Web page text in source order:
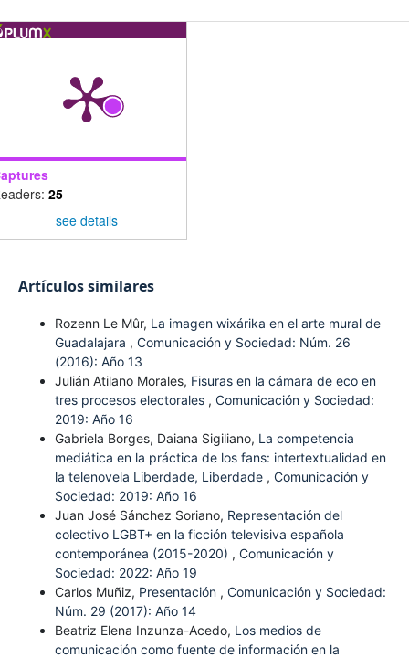
25
see details
Artículos similares
Rozenn Le Mûr, La imagen wixárika en el arte mural de
Guadalajara , Comunicación y Sociedad: Núm. 26
(2016): Año 13
Julián Atilano Morales, Fisuras en la cámara de eco en
tres procesos electorales , Comunicación y Sociedad:
2019: Año 16
Gabriela Borges, Daiana Sigiliano, La competencia
mediática en la práctica de los fans: intertextualidad en
la telenovela Liberdade, Liberdade , Comunicación y
Sociedad: 2019: Año 16
Juan José Sánchez Soriano, Representación del
colectivo LGBT+ en la ficción televisiva española
contemporánea (2015-2020) , Comunicación y
Sociedad: 2022: Año 19
Carlos Muñiz, Presentación , Comunicación y Sociedad:
Núm. 29 (2017): Año 14
Beatriz Elena Inzunza-Acedo, Los medios de
comunicación como fuente de información en la